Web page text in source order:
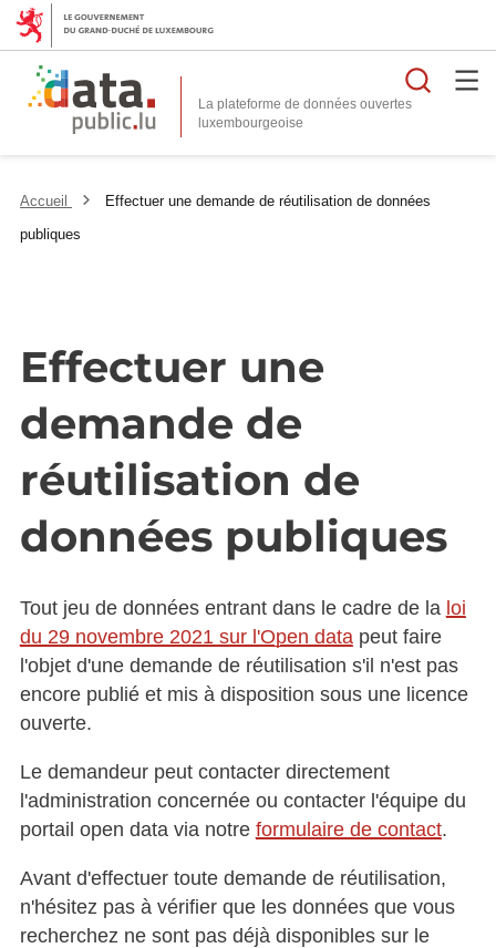
La plateforme de données ouvertes
Accueil
Effectuer une demande de réutilisation de données
publiques
Effectuer une
demande de
réutilisation de
données publiques
Tout jeu de données entrant dans le cadre de la loi
du 29 novembre 2021 sur l'Open datapeut faire
l'objet d'une demande de réutilisation s'il n'est pas
encore publié et mis à disposition sous une licence
ouverte.
Le demandeur peut contacter directement
l'administration concernée ou contacter l'équipe du
portail open data via notre formulaire de contact.
Avant d'effectuer toute demande de réutilisation,
n'hésitez pas à vérifier que les données que vous
recherchez ne sont pas déjà disponibles sur le